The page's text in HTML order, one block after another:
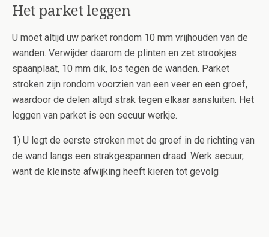
Het parket leggen
U moet altijd uw parket rondom 10 mm vrijhouden van de
wanden. Verwijder daarom de plinten en zet strookjes
spaanplaat, 10 mm dik, los tegen de wanden. Parket
stroken zijn rondom voorzien van een veer en een groef,
waardoor de delen altijd strak tegen elkaar aansluiten. Het
leggen van parket is een secuur werkje.
1) U legt de eerste stroken met de groef in de richting van
de wand langs een strakgespannen draad. Werk secuur,
want de kleinste afwijking heeft kieren tot gevolg